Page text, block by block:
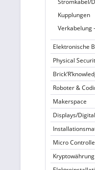
Stromkabel/
Kupplungen
Verkabelung
Elektronische
Physical
Roboter &
Makerspace
Displays/
Micro
Kryptowährung